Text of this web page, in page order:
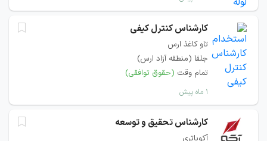
کارشناس کنترل کیفی
تاو کاغذ ارس
جلفا (منطقه آزاد ارس)
تمام وقت (حقوق توافقی)
۱ ماه پیش
کارشناس تحقیق و توسعه
آکوباتری